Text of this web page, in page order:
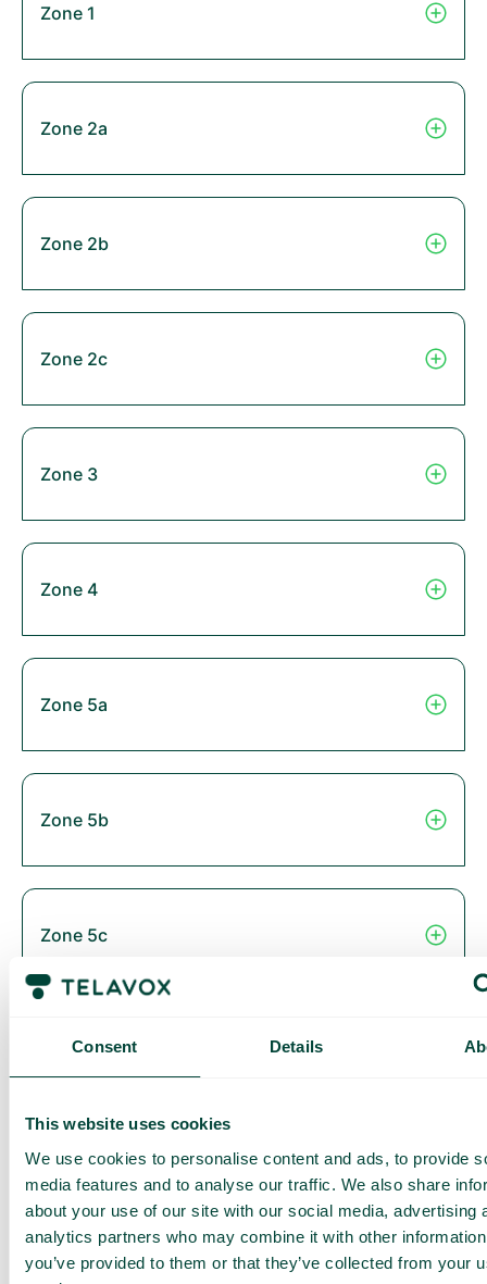
Consent Details
This website uses cookies
We use cookies to personalise content and ads, to provide
media features and to analyse our traffic. We also share
about your use of our site with our social media, advertising
analytics partners who may combine it with other
you’ve provided to them or that they’ve collected from your
Zone 1
Zone 2a
Zone 2b
Zone 2c
Zone 3
Zone 4
Zone 5a
Zone 5b
Zone 5c
Zone 6
Thailand